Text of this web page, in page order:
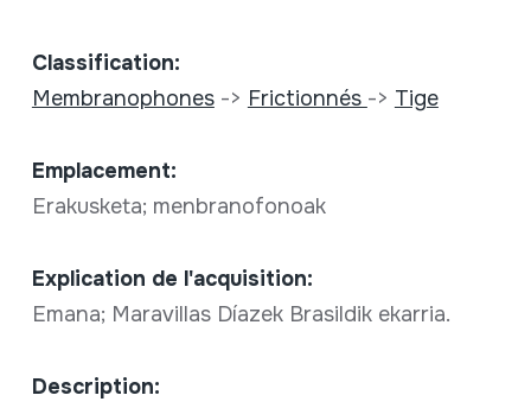
Classification:
Membranophones-> Frictionnés -> Tige
Emplacement:
Erakusketa; menbranofonoak
Explication de l'acquisition:
Emana; Maravillas Díazek Brasildik ekarria.
Description: